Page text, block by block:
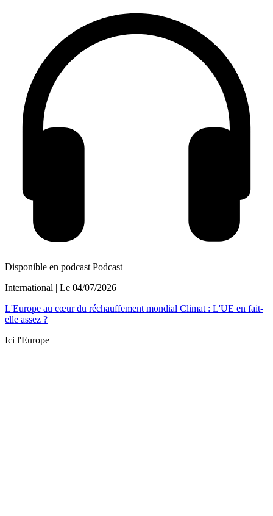
Disponible en podcast Podcast
International | Le 04/07/2026
L'Europe au cœur du réchauffement mondial Climat : L'UE en fait-
elle assez ?
Ici l'Europe